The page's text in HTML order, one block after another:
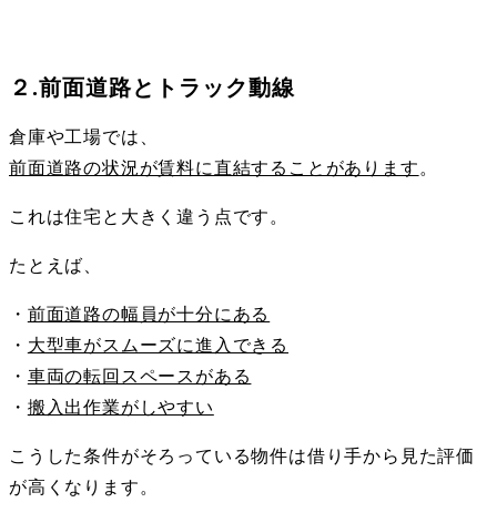
２.前面道路とトラック動線
倉庫や工場では、
前面道路の状況が賃料に直結することがあります 。
これは住宅と大きく違う点です。
たとえば、
・ 前面道路の幅員が十分にある
・ 大型車がスムーズに進入できる
・ 車両の転回スペースがある
・ 搬入出作業がしやすい
こうした条件がそろっている物件は借り手から見た評価
が高くなります。